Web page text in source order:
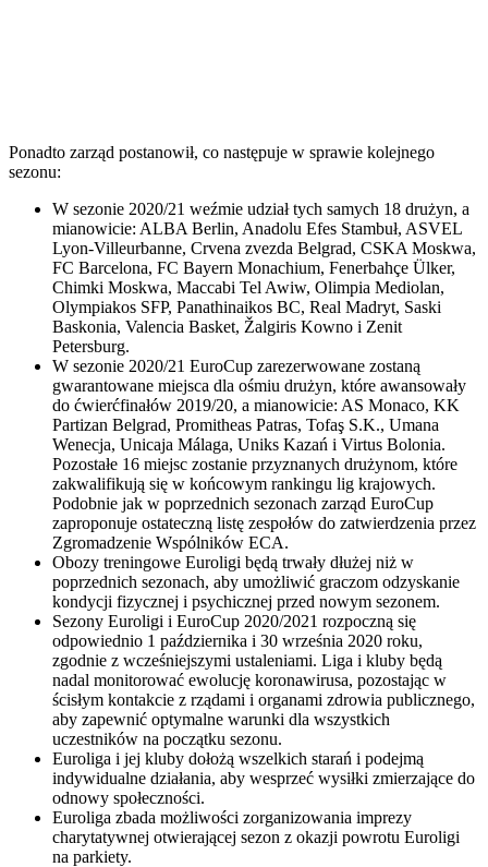
Ponadto zarząd postanowił, co następuje w sprawie kolejnego
sezonu:
W sezonie 2020/21 weźmie udział tych samych 18 drużyn, a
mianowicie: ALBA Berlin, Anadolu Efes Stambuł, ASVEL
Lyon-Villeurbanne, Crvena zvezda Belgrad, CSKA Moskwa,
FC Barcelona, ​​FC Bayern Monachium, Fenerbahçe Ülker,
Chimki Moskwa, Maccabi Tel Awiw, Olimpia Mediolan,
Olympiakos SFP, Panathinaikos BC, Real Madryt, Saski
Baskonia, Valencia Basket, Žalgiris Kowno i Zenit
Petersburg.
W sezonie 2020/21 EuroCup zarezerwowane zostaną
gwarantowane miejsca dla ośmiu drużyn, które awansowały
do ćwierćfinałów 2019/20, a mianowicie: AS Monaco, KK
Partizan Belgrad, Promitheas Patras, Tofaş S.K., Umana
Wenecja, Unicaja Málaga, Uniks Kazań i Virtus Bolonia.
Pozostałe 16 miejsc zostanie przyznanych drużynom, które
zakwalifikują się w końcowym rankingu lig krajowych.
Podobnie jak w poprzednich sezonach zarząd EuroCup
zaproponuje ostateczną listę zespołów do zatwierdzenia przez
Zgromadzenie Wspólników ECA.
Obozy treningowe Euroligi będą trwały dłużej niż w
poprzednich sezonach, aby umożliwić graczom odzyskanie
kondycji fizycznej i psychicznej przed nowym sezonem.
Sezony Euroligi i EuroCup 2020/2021 rozpoczną się
odpowiednio 1 października i 30 września 2020 roku,
zgodnie z wcześniejszymi ustaleniami. Liga i kluby będą
nadal monitorować ewolucję koronawirusa, pozostając w
ścisłym kontakcie z rządami i organami zdrowia publicznego,
aby zapewnić optymalne warunki dla wszystkich
uczestników na początku sezonu.
Euroliga i jej kluby dołożą wszelkich starań i podejmą
indywidualne działania, aby wesprzeć wysiłki zmierzające do
odnowy społeczności.
Euroliga zbada możliwości zorganizowania imprezy
charytatywnej otwierającej sezon z okazji powrotu Euroligi
na parkiety.